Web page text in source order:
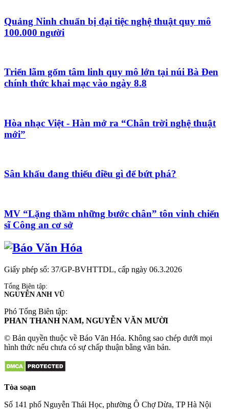
Quảng Ninh chuẩn bị đại tiệc nghệ thuật quy mô
100.000 người
Triển lãm gốm tâm linh quy mô lớn tại núi Bà Đen
chính thức khai mạc vào ngày 8.8
Hòa nhạc Việt - Hàn mở ra “Chân trời nghệ thuật
mới”
Sân khấu đang thiếu điều gì để bứt phá?
MV “Lặng thầm những bước chân” tôn vinh chiến
sĩ Công an cơ sở
Giấy phép số: 37/GP-BVHTTDL, cấp ngày 06.3.2026
Tổng Biên tập:
NGUYỄN ANH VŨ
Phó Tổng Biên tập:
PHAN THANH NAM, NGUYỄN VĂN MƯỜI
© Bản quyền thuộc về Báo Văn Hóa. Không sao chép dưới mọi
hình thức nếu chưa có sự chấp thuận bằng văn bản.
Tòa soạn
Số 141 phố Nguyễn Thái Học, phường Ô Chợ Dừa, TP Hà Nội